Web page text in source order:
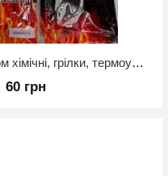
Устілки з підігрівом хімічні, грілки, термоустілки, одноразові, 40-43
60 грн